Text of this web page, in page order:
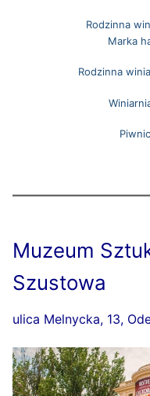
Trochę o “Języku
Place w
Pomniki.
Monumentalne
Słynne schody i
Sale degustacyjne
Kina Odesy
Centra
Historia
Żytomierskim
Jak postępować,
Rodzinna
Marka
Rodzinna
Muzeum
Szustowa
ulica Melnycka, 13,